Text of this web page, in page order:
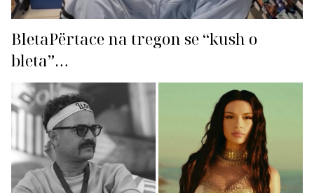
BletaPërtace na tregon se “kush o
bleta”…